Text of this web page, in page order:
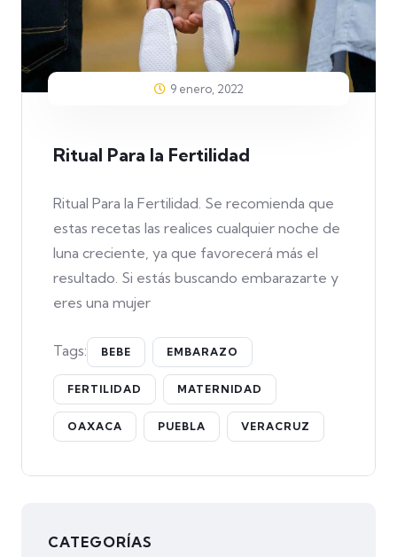
9 enero, 2022
Ritual Para la Fertilidad
Ritual Para la Fertilidad. Se recomienda que
estas recetas las realices cualquier noche de
luna creciente, ya que favorecerá más el
resultado. Si estás buscando embarazarte y
eres una mujer
Tags: BEBE EMBARAZO
FERTILIDAD MATERNIDAD
OAXACA PUEBLA VERACRUZ
CATEGORÍAS